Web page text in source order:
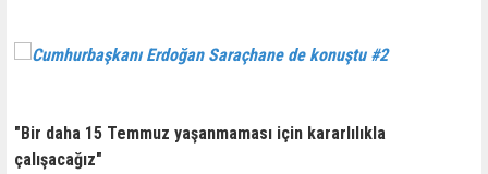
"Bir daha 15 Temmuz yaşanmaması için kararlılıkla
çalışacağız"